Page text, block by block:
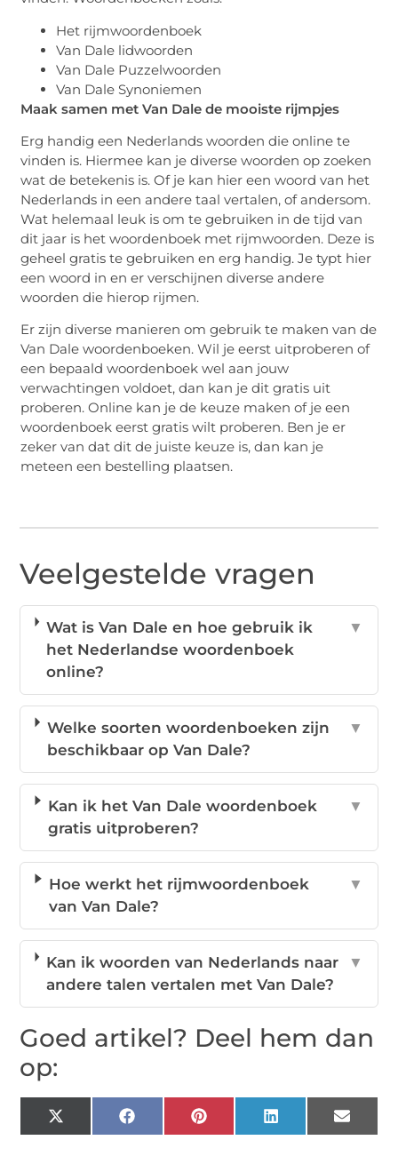
Het rijmwoordenboek
Van Dale lidwoorden
Van Dale Puzzelwoorden
Van Dale Synoniemen
Maak samen met Van Dale de mooiste rijmpjes
Erg handig een Nederlands woorden die online te
vinden is. Hiermee kan je diverse woorden op zoeken
wat de betekenis is. Of je kan hier een woord van het
Nederlands in een andere taal vertalen, of andersom.
Wat helemaal leuk is om te gebruiken in de tijd van
dit jaar is het woordenboek met rijmwoorden. Deze is
geheel gratis te gebruiken en erg handig. Je typt hier
een woord in en er verschijnen diverse andere
woorden die hierop rijmen.
Er zijn diverse manieren om gebruik te maken van de
Van Dale woordenboeken. Wil je eerst uitproberen of
een bepaald woordenboek wel aan jouw
verwachtingen voldoet, dan kan je dit gratis uit
proberen. Online kan je de keuze maken of je een
woordenboek eerst gratis wilt proberen. Ben je er
zeker van dat dit de juiste keuze is, dan kan je
meteen een bestelling plaatsen.
Veelgestelde vragen
Wat is Van Dale en hoe gebruik ik
het Nederlandse woordenboek
online?
▼
Welke soorten woordenboeken zijn
beschikbaar op Van Dale?
▼
Kan ik het Van Dale woordenboek
gratis uitproberen?
▼
Hoe werkt het rijmwoordenboek
van Van Dale?
▼
Kan ik woorden van Nederlands naar
andere talen vertalen met Van Dale?
▼
Goed artikel? Deel hem dan
op:
X
(Twitter)
FacebookPinterestLinkedIn Email